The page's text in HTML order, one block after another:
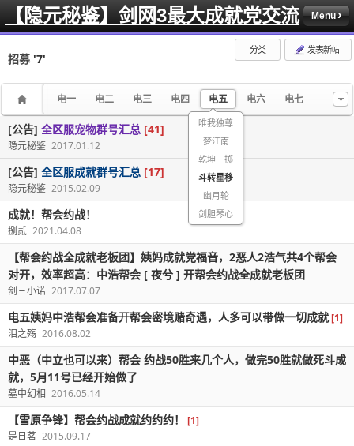
【隐元秘鉴】剑网3最大成就党交流 Menu
招募 '7'
分类 发表新帖
电一 电二 电三 电四 电五
唯我独尊
梦江南
乾坤一掷
斗转星移
幽月轮
剑胆琴心
电六 电七
[公告] 全区服宠物群号汇总 [41]
隐元秘鉴 2017.01.12
[公告] 全区服成就群号汇总 [17]
隐元秘鉴 2015.02.09
成就！帮会约战！
捌贰 2021.04.08
【帮会约战全成就老板团】姨妈成就党福音，2恶人2浩气共4个帮会
对开，效率超高：中浩帮会 [ 夜兮 ] 开帮会约战全成就老板团
剑三小诺 2017.07.07
电五姨妈中浩帮会准备开帮会密境赌奇遇，人多可以带做一切成就[1]
泪之殇 2016.08.02
中恶（中立也可以来）帮会 约战50胜来几个人，做完50胜就做死斗成
就，5月11号已经开始做了
墓中幻相 2016.05.14
【雪原争锋】帮会约战成就约约约！
[1]
是日茗 2015.09.17